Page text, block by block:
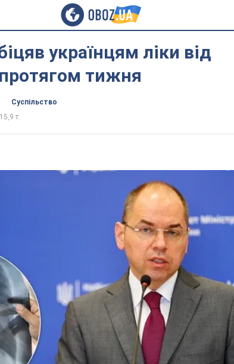
українцям ліки від
тижня
Суспільство
15,9 т.